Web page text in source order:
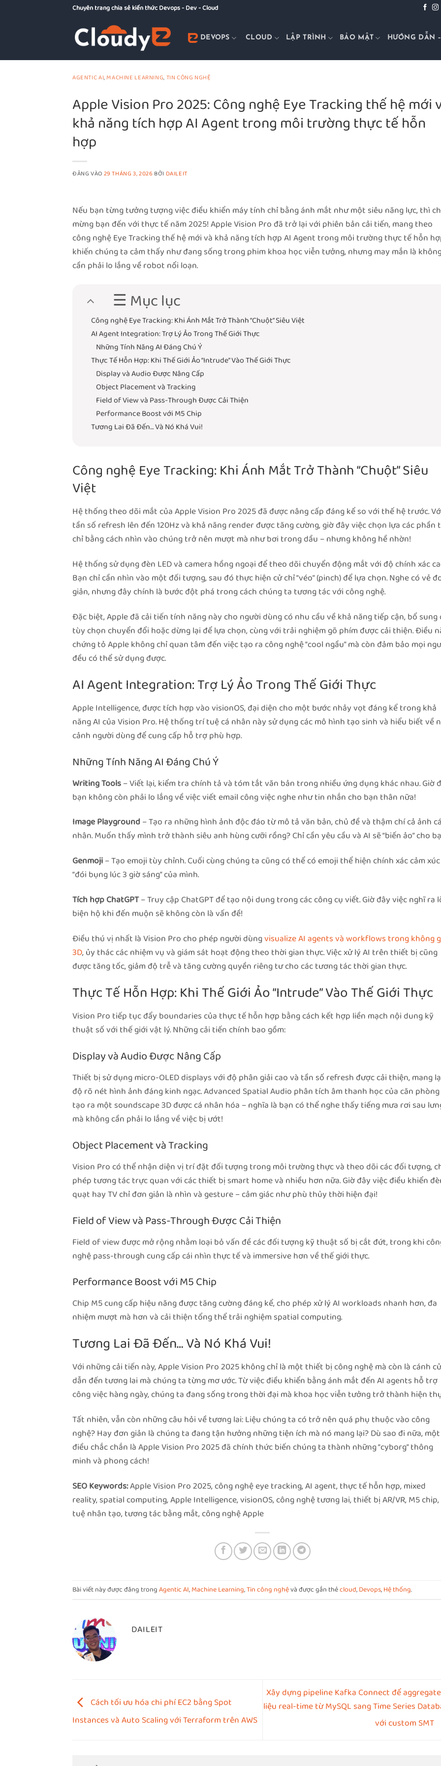
Chuyên trang chia sẻ kiến thức Devops - Dev - Cloud
DEVOPS CLOUD LẬP TRÌNH BẢO MẬT HƯỚNG DẪN
AGENTIC AI, MACHINE LEARNING, TIN CÔNG NGHỆ
Apple Vision Pro 2025: Công nghệ Eye Tracking thế hệ mới
khả năng tích hợp AI Agent trong môi trường thực tế hỗn
hợp
ĐĂNG VÀO 29 THÁNG 3, 2026 BỞI DAILEIT
Nếu bạn từng tưởng tượng việc điều khiển máy tính chỉ bằng ánh mắt như một siêu năng lực, thì
mừng bạn đến với thực tế năm 2025! Apple Vision Pro đã trở lại với phiên bản cải tiến, mang theo
công nghệ Eye Tracking thế hệ mới và khả năng tích hợp AI Agent trong môi trường thực tế hỗn
khiến chúng ta cảm thấy như đang sống trong phim khoa học viễn tưởng, nhưng may mắn là
cần phải lo lắng về robot nổi loạn.
☰ Mục lục
Công nghệ Eye Tracking: Khi Ánh Mắt Trở Thành “Chuột” Siêu Việt
AI Agent Integration: Trợ Lý Ảo Trong Thế Giới Thực
Những Tính Năng AI Đáng Chú Ý
Thực Tế Hỗn Hợp: Khi Thế Giới Ảo “Intrude” Vào Thế Giới Thực
Display và Audio Được Nâng Cấp
Object Placement và Tracking
Field of View và Pass-Through Được Cải Thiện
Performance Boost với M5 Chip
Tương Lai Đã Đến… Và Nó Khá Vui!
Công nghệ Eye Tracking: Khi Ánh Mắt Trở Thành “Chuột” Siêu
Việt
Hệ thống theo dõi mắt của Apple Vision Pro 2025 đã được nâng cấp đáng kể so với thế hệ trước.
tần số refresh lên đến 120Hz và khả năng render được tăng cường, giờ đây việc chọn lựa các phần
chỉ bằng cách nhìn vào chúng trở nên mượt mà như bơi trong dầu – nhưng không hề nhờn!
Hệ thống sử dụng đèn LED và camera hồng ngoại để theo dõi chuyển động mắt với độ chính xác
Bạn chỉ cần nhìn vào một đối tượng, sau đó thực hiện cử chỉ “véo” (pinch) để lựa chọn. Nghe có vẻ
giản, nhưng đây chính là bước đột phá trong cách chúng ta tương tác với công nghệ.
Đặc biệt, Apple đã cải tiến tính năng này cho người dùng có nhu cầu về khả năng tiếp cận, bổ sung
tùy chọn chuyển đổi hoặc dừng lại để lựa chọn, cùng với trải nghiệm gõ phím được cải thiện. Điều
chứng tỏ Apple không chỉ quan tâm đến việc tạo ra công nghệ “cool ngầu” mà còn đảm bảo mọi
đều có thể sử dụng được.
AI Agent Integration: Trợ Lý Ảo Trong Thế Giới Thực
Apple Intelligence, được tích hợp vào visionOS, đại diện cho một bước nhảy vọt đáng kể trong khả
năng AI của Vision Pro. Hệ thống trí tuệ cá nhân này sử dụng các mô hình tạo sinh và hiểu biết về
cảnh người dùng để cung cấp hỗ trợ phù hợp.
Những Tính Năng AI Đáng Chú Ý
Writing Tools– Viết lại, kiểm tra chính tả và tóm tắt văn bản trong nhiều ứng dụng khác nhau. Giờ
bạn không còn phải lo lắng về việc viết email công việc nghe như tin nhắn cho bạn thân nữa!
Image Playground – Tạo ra những hình ảnh độc đáo từ mô tả văn bản, chủ đề và thậm chí cả ảnh cá
nhân. Muốn thấy mình trở thành siêu anh hùng cưỡi rồng? Chỉ cần yêu cầu và AI sẽ “biến ảo” cho
Genmoji– Tạo emoji tùy chỉnh. Cuối cùng chúng ta cũng có thể có emoji thể hiện chính xác cảm xúc
“đói bụng lúc 3 giờ sáng” của mình.
Tích hợp ChatGPT– Truy cập ChatGPT để tạo nội dung trong các công cụ viết. Giờ đây việc nghĩ ra
biện hộ khi đến muộn sẽ không còn là vấn đề!
Điều thú vị nhất là Vision Pro cho phép người dùngvisualize AI agents và workflows trong không
3D, ủy thác các nhiệm vụ và giám sát hoạt động theo thời gian thực. Việc xử lý AI trên thiết bị cũng
được tăng tốc, giảm độ trễ và tăng cường quyền riêng tư cho các tương tác thời gian thực.
Thực Tế Hỗn Hợp: Khi Thế Giới Ảo “Intrude” Vào Thế Giới Thực
Vision Pro tiếp tục đẩy boundaries của thực tế hỗn hợp bằng cách kết hợp liền mạch nội dung kỹ
thuật số với thế giới vật lý. Những cải tiến chính bao gồm:
Display và Audio Được Nâng Cấp
Thiết bị sử dụng micro-OLED displays với độ phân giải cao và tần số refresh được cải thiện, mang
độ rõ nét hình ảnh đáng kinh ngạc. Advanced Spatial Audio phân tích âm thanh học của căn
tạo ra một soundscape 3D được cá nhân hóa – nghĩa là bạn có thể nghe thấy tiếng mưa rơi sau
mà không cần phải lo lắng về việc bị ướt!
Object Placement và Tracking
Vision Pro có thể nhận diện vị trí đặt đối tượng trong môi trường thực và theo dõi các đối tượng,
phép tương tác trực quan với các thiết bị smart home và nhiều hơn nữa. Giờ đây việc điều khiển
quạt hay TV chỉ đơn giản là nhìn và gesture – cảm giác như phù thủy thời hiện đại!
Field of View và Pass-Through Được Cải Thiện
Field of view được mở rộng nhằm loại bỏ vấn đề các đối tượng kỹ thuật số bị cắt đứt, trong khi
nghệ pass-through cung cấp cái nhìn thực tế và immersive hơn về thế giới thực.
Performance Boost với M5 Chip
Chip M5 cung cấp hiệu năng được tăng cường đáng kể, cho phép xử lý AI workloads nhanh hơn, đa
nhiệm mượt mà hơn và cải thiện tổng thể trải nghiệm spatial computing.
Tương Lai Đã Đến… Và Nó Khá Vui!
Với những cải tiến này, Apple Vision Pro 2025 không chỉ là một thiết bị công nghệ mà còn là cánh
dẫn đến tương lai mà chúng ta từng mơ ước. Từ việc điều khiển bằng ánh mắt đến AI agents hỗ trợ
công việc hàng ngày, chúng ta đang sống trong thời đại mà khoa học viễn tưởng trở thành hiện
Tất nhiên, vẫn còn những câu hỏi về tương lai: Liệu chúng ta có trở nên quá phụ thuộc vào công
nghệ? Hay đơn giản là chúng ta đang tận hưởng những tiện ích mà nó mang lại? Dù sao đi nữa, một
điều chắc chắn là Apple Vision Pro 2025 đã chính thức biến chúng ta thành những “cyborg” thông
minh và phong cách!
SEO Keywords:Apple Vision Pro 2025, công nghệ eye tracking, AI agent, thực tế hỗn hợp, mixed
reality, spatial computing, Apple Intelligence, visionOS, công nghệ tương lai, thiết bị AR/VR, M5
tuệ nhân tạo, tương tác bằng mắt, công nghệ Apple
Bài viết này được đăng trongAgentic AI,Machine Learning,Tin công nghệvà được gắn thẻcloud,Devops,Hệ thống.
DAILEIT
Cách tối ưu hóa chi phí EC2 bằng Spot
Instances và Auto Scaling với Terraform trên AWS
Xây dựng pipeline Kafka Connect để
liệu real-time từ MySQL sang Time Series
với custom SMT